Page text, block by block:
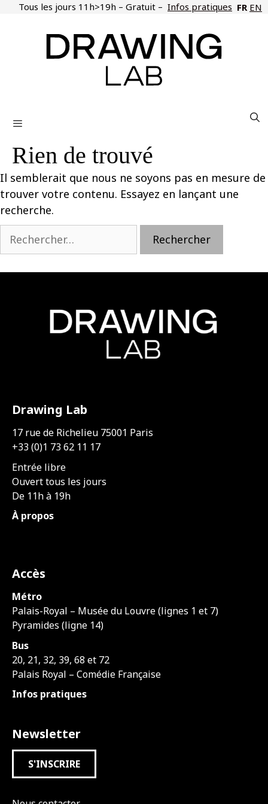
AllerTous les jours 11h>19h – Gratuit – Infos pratiques FR EN
Rien de trouvé
Il semblerait que nous ne soyons pas en mesure de
trouver votre contenu. Essayez en lançant une
recherche.
Rechercher :
Drawing Lab
17 rue de Richelieu 75001 Paris
+33 (0)1 73 62 11 17
Entrée libre
Ouvert tous les jours
De 11h à 19h
À propos
Accès
Métro
Palais-Royal – Musée du Louvre (lignes 1 et 7)
Pyramides (ligne 14)
Bus
20, 21, 32, 39, 68 et 72
Palais Royal – Comédie Française
Infos pratiques
Newsletter
S'INSCRIRE